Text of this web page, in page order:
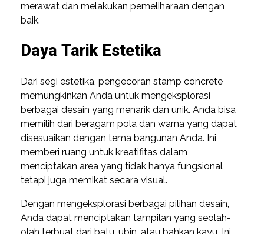
merawat dan melakukan pemeliharaan dengan
baik.
Daya Tarik Estetika
Dari segi estetika, pengecoran stamp concrete
memungkinkan Anda untuk mengeksplorasi
berbagai desain yang menarik dan unik. Anda bisa
memilih dari beragam pola dan warna yang dapat
disesuaikan dengan tema bangunan Anda. Ini
memberi ruang untuk kreatifitas dalam
menciptakan area yang tidak hanya fungsional
tetapi juga memikat secara visual.
Dengan mengeksplorasi berbagai pilihan desain,
Anda dapat menciptakan tampilan yang seolah-